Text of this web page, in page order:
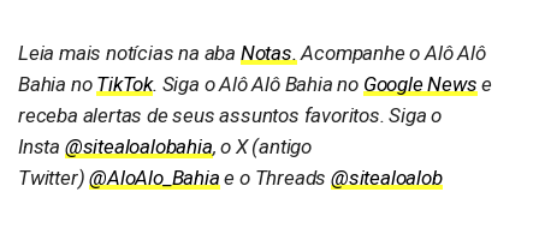
Leia mais notícias na aba Notas.Acompanhe o Alô Alô
Bahia no TikTok. Siga o Alô Alô Bahia no Google News e
receba alertas de seus assuntos favoritos. Siga o
Insta @sitealoalobahia, o X (antigo
Twitter)@AloAlo_Bahia e o Threads@sitealoalob